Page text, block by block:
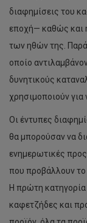
διαφημίσεις του
εποχή— καθώς και
των ηθών της.
οποίο
δυνητικούς
χρησιμοποιούν για
Οι έντυπες
θα μπορούσαν να
ενημερωτικές προς
που προβάλλουν το
Η πρώτη
καφετζήδες και